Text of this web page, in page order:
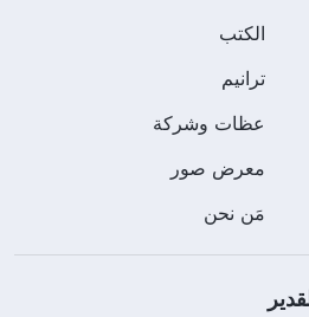
الكتب
ترانيم
عظات وشركة
معرض صور
مَن نحن